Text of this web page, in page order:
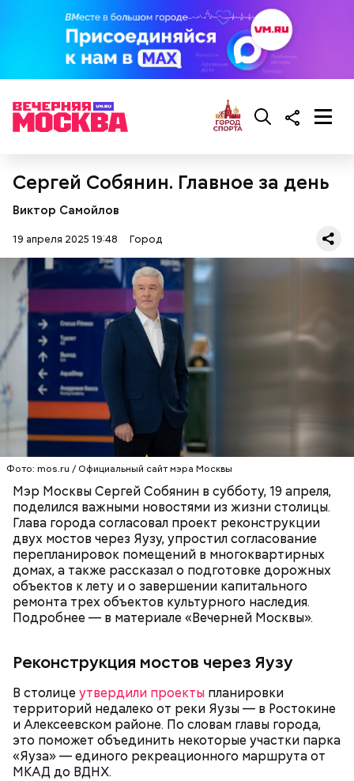
Сергей Собянин. Главное за день
Виктор Самойлов
19 апреля 2025 19:48 Город
Фото: mos.ru / Официальный сайт мэра Москвы
Мэр Москвы Сергей Собянин в субботу, 19 апреля,
поделился важными новостями из жизни столицы.
Глава города согласовал проект реконструкции
двух мостов через Яузу, упростил согласование
перепланировок помещений в многоквартирных
домах, а также рассказал о подготовке дорожных
объектов к лету и о завершении капитального
ремонта трех объектов культурного наследия.
Подробнее — в материале «Вечерней Москвы».
Реконструкция мостов через Яузу
В столице утвердили проекты планировки
территорий недалеко от реки Яузы — в Ростокине
и Алексеевском районе. По словам главы города,
это поможет объединить некоторые участки парка
«Яуза» — единого рекреационного маршрута от
МКАД до ВДНХ.